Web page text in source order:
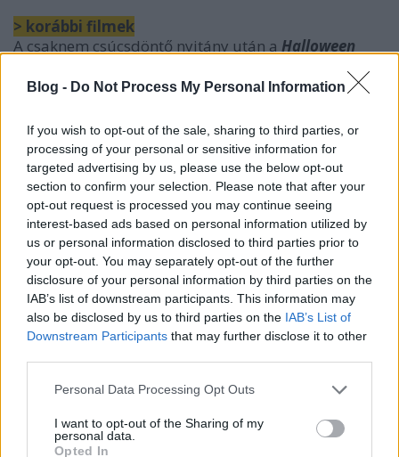
Blog - Do Not Process My Personal Information
If you wish to opt-out of the sale, sharing to third parties, or
processing of your personal or sensitive information for
targeted advertising by us, please use the below opt-out
section to confirm your selection. Please note that after your
opt-out request is processed you may continue seeing
interest-based ads based on personal information utilized by
us or personal information disclosed to third parties prior to
your opt-out. You may separately opt-out of the further
disclosure of your personal information by third parties on the
IAB’s list of downstream participants. This information may
also be disclosed by us to third parties on the IAB’s List of
Downstream Participants that may further disclose it to other
Please note that this website/app uses one or more Google
not limited to your visit or usage behaviour. You may click to
grant or deny consent to Google and its third-party tags to
Personal Data Processing Opt Outs
I want to opt-out of the Sharing of my
personal data.
Opted In
> korábbi filmek
A csaknem csúcsdöntő nyitány után a Halloween
Universal horror-folytatása 32 millió dollárral állhat
ebben a műfajban adomány, ráadásul ilyen
magasságból esni csupán ennyit a felfokozott
várakozás után, igazán derék dolog. A film 126
millió dollárt termelt tíz nap alatt.
> végszó & ami jön
A tavaly ilyenkor mért gyatra összforgalmat
határozottan meghaladja a mostani, még úgy is,
hogy érdemi újdonság nem érkezett. Az új szinteket
bejáró októbert az év végi csúcsszezon váltja, egyből
a Disney új fantasyjével,A diótörő és a négy
birodalommal, aminek komoly kihívója lehet a
Bohém rapszódiaaz elsőségért. Jön még aNobody's
> a top 10 (hivatalos becsült adatok)